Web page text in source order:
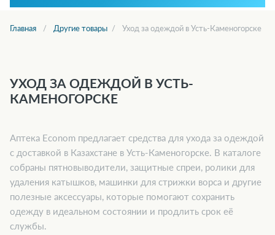
Главная Другие товары Уход за одеждой в Усть-Каменогорске
УХОД ЗА ОДЕЖДОЙ В УСТЬ-
КАМЕНОГОРСКЕ
Аптека Econom предлагает средства для ухода за одеждой
с доставкой в Казахстане в Усть-Каменогорске. В каталоге
собраны пятновыводители, защитные спреи, ролики для
удаления катышков, машинки для стрижки ворса и другие
полезные аксессуары, которые помогают сохранить
одежду в идеальном состоянии и продлить срок её
службы.